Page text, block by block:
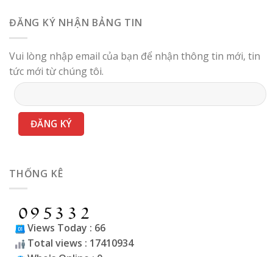
ĐĂNG KÝ NHẬN BẢNG TIN
Vui lòng nhập email của bạn để nhận thông tin mới, tin
tức mới từ chúng tôi.
THỐNG KÊ
Views Today : 66
Total views : 17410934